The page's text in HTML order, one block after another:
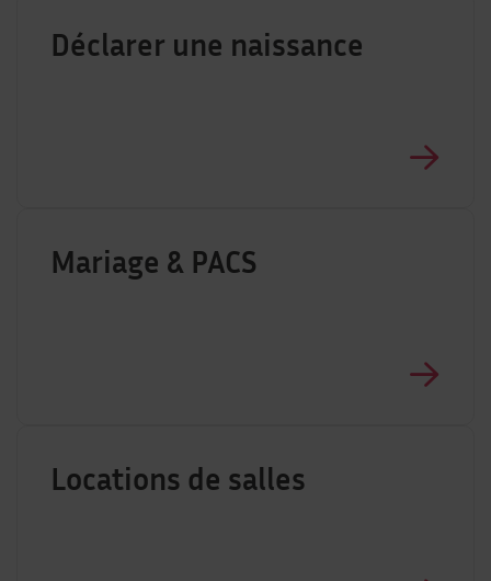
Déclarer une naissance
Mariage & PACS
Locations de salles